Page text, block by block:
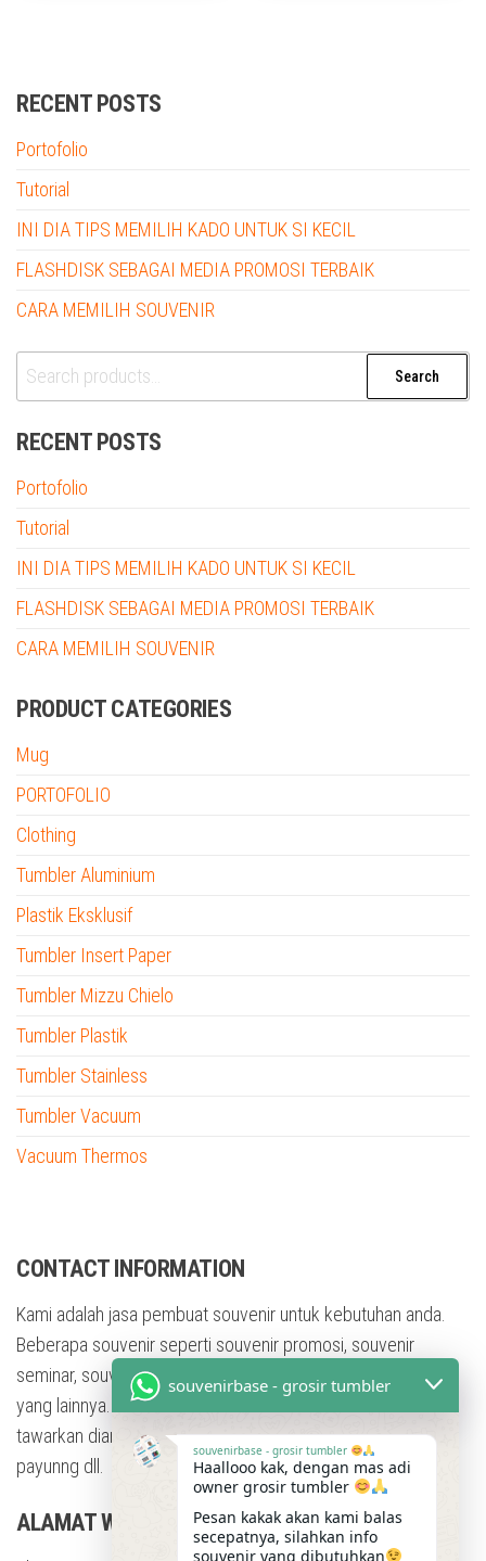
RECENT POSTS
Portofolio
Tutorial
INI DIA TIPS MEMILIH KADO UNTUK SI KECIL
FLASHDISK SEBAGAI MEDIA PROMOSI TERBAIK
CARA MEMILIH SOUVENIR
Search
for:
Search
RECENT POSTS
Portofolio
Tutorial
INI DIA TIPS MEMILIH KADO UNTUK SI KECIL
FLASHDISK SEBAGAI MEDIA PROMOSI TERBAIK
CARA MEMILIH SOUVENIR
PRODUCT CATEGORIES
Mug
PORTOFOLIO
Clothing
Tumbler Aluminium
Plastik Eksklusif
Tumbler Insert Paper
Tumbler Mizzu Chielo
Tumbler Plastik
Tumbler Stainless
Tumbler Vacuum
Vacuum Thermos
CONTACT INFORMATION
Kami adalah jasa pembuat souvenir untuk kebutuhan anda.
Beberapa souvenir seperti souvenir promosi, souvenir
seminar, souvenir training, souvenir pesta, dan masih banyak
yang lainnya. Dengan berbagai bentuk souvenir yang kami
tawarkan diantaranya adalah tumbler, mug, flashdisk, Kaos,
payunng dll.
ALAMAT WORKSHOP
souvenirbase - grosir tumbler
souvenirbase - grosir tumbler
Haallooo kak, dengan mas adi
owner grosir tumbler
Pesan kakak akan kami balas
secepatnya, silahkan info
souvenir yang dibutuhkan